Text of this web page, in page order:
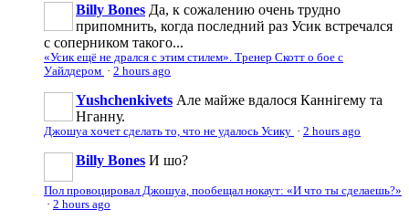
Billy Bones Да, к сожалению очень трудно
припомнить, когда последний раз Усик встречался
с соперником такого...
«Усик ещё не дрался с этим стилем». Тренер Скотт о бое с
Уайлдером · 2 hours ago
Yushchenkivets Але майже вдалося Каннігему та
Нганну.
Джошуа хочет сделать то, что не удалось Усику · 2 hours ago
Billy Bones И шо?
Пол провоцировал Джошуа, пообещал нокаут: «И что ты сделаешь?»
· 2 hours ago